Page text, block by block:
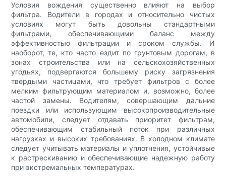
Условия вождения существенно влияют на выбор
фильтра. Водители в городах и относительно чистых
условиях могут быть довольны стандартными
фильтрами, обеспечивающими баланс между
эффективностью фильтрации и сроком службы. И
наоборот, те, кто часто ездит по грунтовым дорогам, в
зонах строительства или на сельскохозяйственных
угодьях, подвергаются большему риску загрязнения
твердыми частицами, что требует фильтров с более
мелким фильтрующим материалом и, возможно, более
частой замены. Водителям, совершающим дальние
поездки или использующим высокопроизводительные
автомобили, следует отдавать приоритет фильтрам,
обеспечивающим стабильный поток при различных
нагрузках и высоких требованиях. В холодном климате
следует учитывать материалы и уплотнения, устойчивые
к растрескиванию и обеспечивающие надежную работу
при экстремальных температурах.